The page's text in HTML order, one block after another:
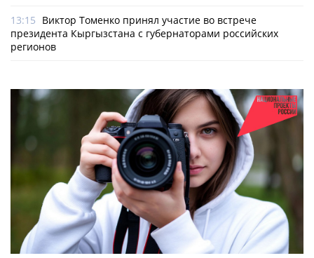
13:15 Виктор Томенко принял участие во встрече
президента Кыргызстана с губернаторами российских
регионов